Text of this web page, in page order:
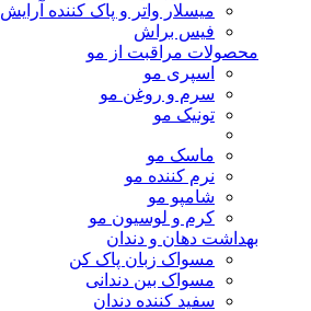
میسلار واتر و پاک کننده آرایش
فیس براش
محصولات مراقبت از مو
اسپری مو
سرم و روغن مو
تونیک مو
ماسک مو
نرم کننده مو
شامپو مو
کرم و لوسیون مو
بهداشت دهان و دندان
مسواک زبان پاک کن
مسواک بین دندانی
سفید کننده دندان